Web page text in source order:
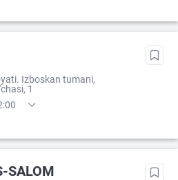
Izboskan tumani,
1
SALOM